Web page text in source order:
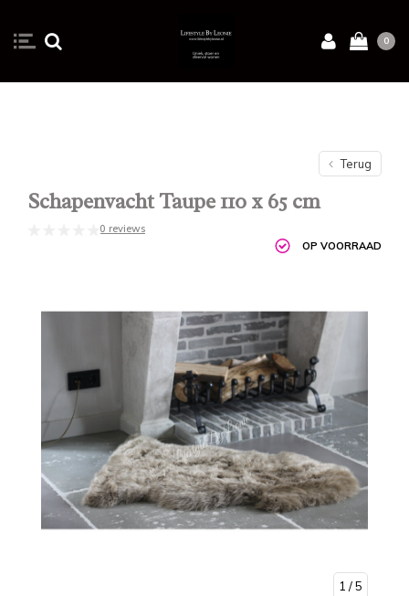
0
Terug
Schapenvacht Taupe 110 x 65 cm
0 reviews
OP VOORRAAD
1 / 5